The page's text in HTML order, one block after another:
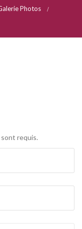
Photos
requis.